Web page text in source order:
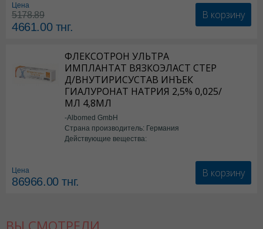
Цена
5178.89
4661.00тнг.
В корзину
ФЛЕКСОТРОН УЛЬТРА
ИМПЛАНТАТ ВЯЗКОЭЛАСТ СТЕР
Д/ВНУТИРИСУСТАВ ИНЪЕК
ГИАЛУРОНАТ НАТРИЯ 2,5% 0,025/
МЛ 4,8МЛ
-Albomed GmbH
Страна производитель: Германия
Действующие вещества:
Цена
86966.00тнг.
В корзину
ВЫ СМОТРЕЛИ